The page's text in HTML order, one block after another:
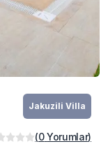
Jakuzili Villa
(0 Yorumlar)